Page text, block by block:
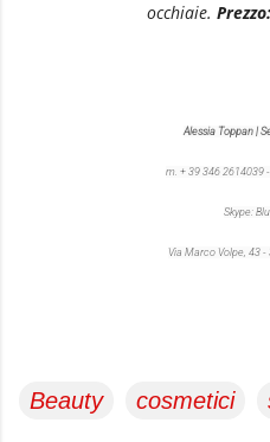
occhiaie. Prezzo:
Alessia Toppan |
m. + 39 346 2614039
Skype:
Via Marco Volpe, 43 -
Beauty cosmetici